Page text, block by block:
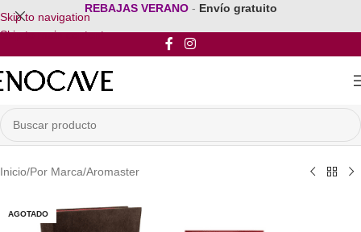
Skip to navigation
Skip to main content
REBAJAS VERANO - Envío gratuito
Inicio/Por Marca/Aromaster
AGOTADO